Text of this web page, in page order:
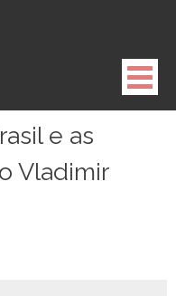
e as
Vladimir